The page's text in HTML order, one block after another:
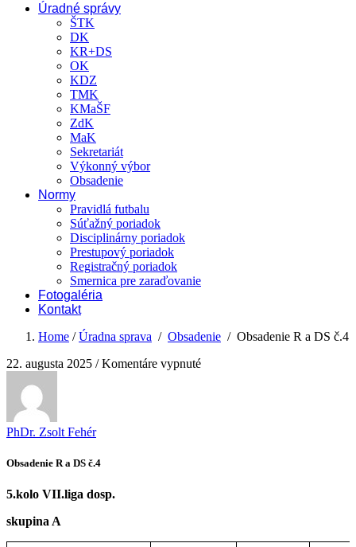
Úradné správy
ŠTK
DK
KR+DS
OK
KDZ
TMK
KMaŠF
ZdK
MaK
Sekretariát
Výkonný výbor
Obsadenie
Normy
Pravidlá futbalu
Súťažný poriadok
Disciplinárny poriadok
Prestupový poriadok
Registračný poriadok
Smernica pre zaraďovanie
Fotogaléria
Kontakt
Home /Úradna sprava / Obsadenie / Obsadenie R a DS č.4
22. augusta 2025 /Komentáre vypnuténa
PhDr. Zsolt Fehér
Obsadenie R a DS č.4
5.kolo VII.liga dosp.
skupina A